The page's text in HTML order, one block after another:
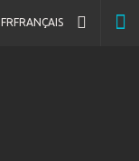
FRFRANÇAIS